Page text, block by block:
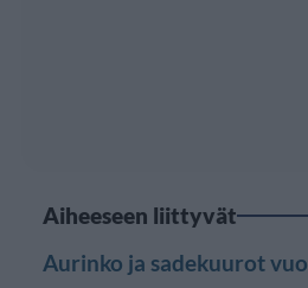
Aiheeseen liittyvät
Aurinko ja sadekuurot